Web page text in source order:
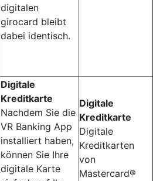
digitalen
girocard bleibt
dabei identisch.
Digitale
Kreditkarte
Nachdem Sie die
VR Banking App
installiert haben,
können Sie Ihre
digitale Karte
Digitale
Kreditkarte
Digitale
Kreditkarten
von
Mastercard®